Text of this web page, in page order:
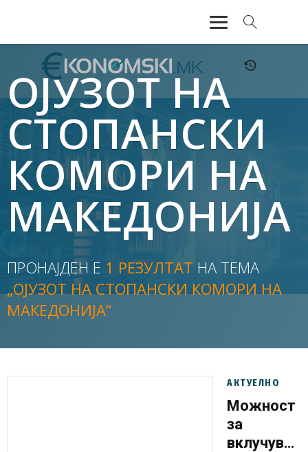
АКТУЕЛНО
ЕКОНОМИЈА
ФИНАНСИИ
БАНКАРСТВО
ЖИВОТ
МОЗАИК
ОЈУЗОТ НА
СТОПАНСКИ
КОМОРИ НА
МАКЕДОНИЈА
ПРОНАЈДЕН Е 1 РЕЗУЛТАТ НА ТЕМА
„ОЈУЗОТ НА СТОПАНСКИ КОМОРИ НА
МАКЕДОНИЈА“
АКТУЕЛНО
Можност
за